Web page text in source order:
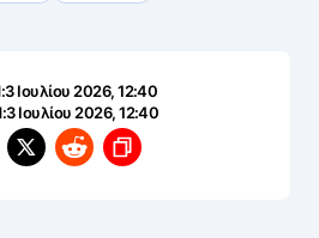
3 Ιουλίου 2026, 12:40
3 Ιουλίου 2026, 12:40